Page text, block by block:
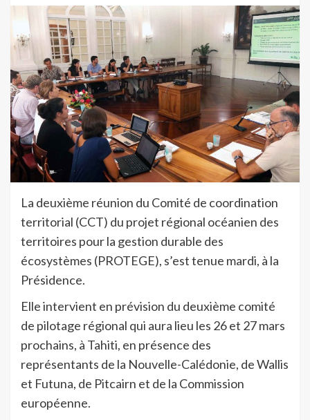
La deuxième réunion du Comité de coordination
territorial (CCT) du projet régional océanien des
territoires pour la gestion durable des
écosystèmes (PROTEGE), s’est tenue mardi, à la
Présidence.
Elle intervient en prévision du deuxième comité
de pilotage régional qui aura lieu les 26 et 27 mars
prochains, à Tahiti, en présence des
représentants de la Nouvelle-Calédonie, de Wallis
et Futuna, de Pitcairn et de la Commission
européenne.